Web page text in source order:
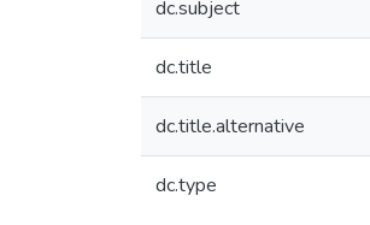
dc.subject
dc.title
dc.title.alternative
dc.type